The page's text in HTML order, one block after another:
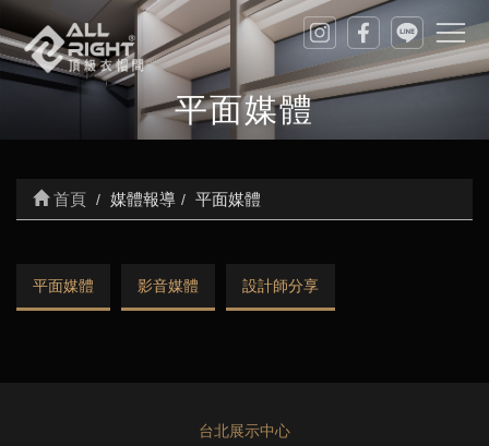
平面媒體
首頁 媒體報導 平面媒體
平面媒體 影音媒體 設計師分享
台北展示中心